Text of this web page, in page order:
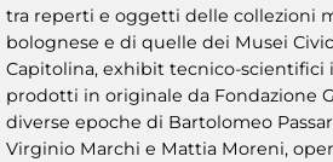
tra reperti e oggetti delle collezioni
bolognese e di quelle dei Musei
Capitolina, exhibit tecnico-
prodotti in originale da Fondazione
diverse epoche di Bartolomeo
Virginio Marchi e Mattia Moreni,